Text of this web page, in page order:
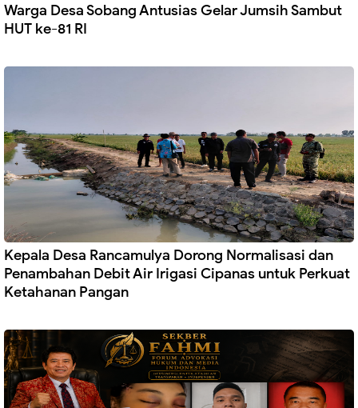
Warga Desa Sobang Antusias Gelar Jumsih Sambut
HUT ke-81 RI
Kepala Desa Rancamulya Dorong Normalisasi dan
Penambahan Debit Air Irigasi Cipanas untuk Perkuat
Ketahanan Pangan